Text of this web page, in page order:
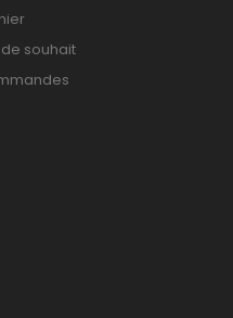
souhait